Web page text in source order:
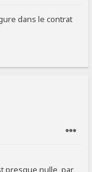
dans le contrat
presque nulle, par